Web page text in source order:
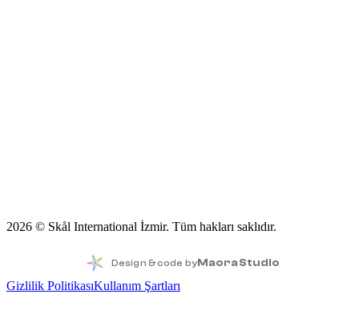
2026 © Skål International İzmir. Tüm hakları saklıdır.
Design & code byMaora Studio
Gizlilik PolitikasıKullanım Şartları